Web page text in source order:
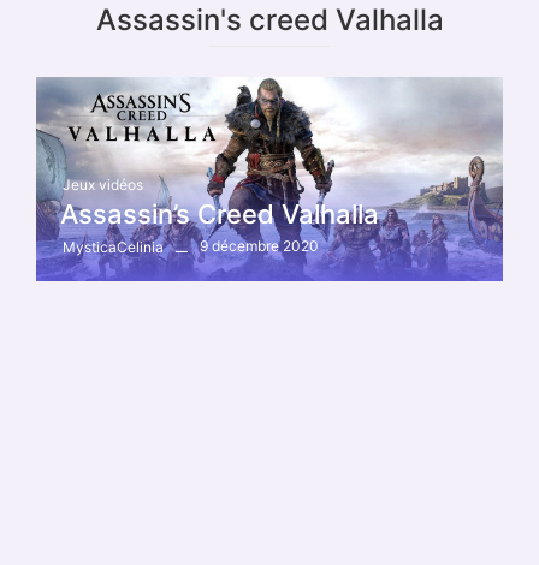
Assassin's creed Valhalla
Jeux vidéos
Assassin’s Creed Valhalla
MysticaCelinia 9 décembre 2020